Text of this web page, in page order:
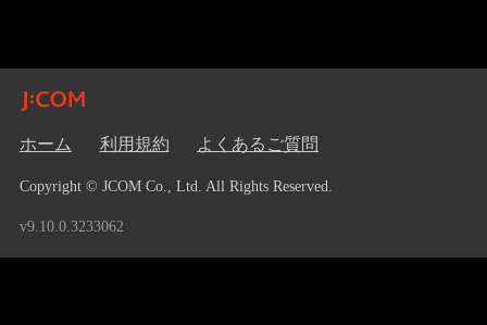
ホーム 利用規約 よくあるご質問
Copyright © JCOM Co., Ltd. All Rights Reserved.
v9.10.0.3233062